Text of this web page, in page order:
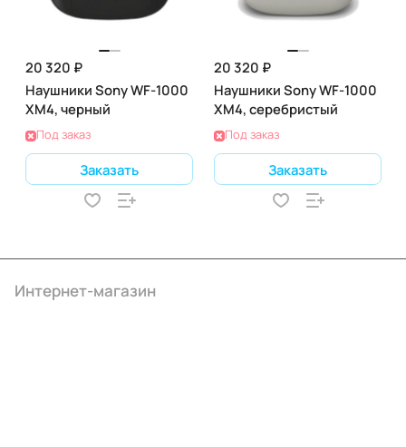
20 320 ₽
Наушники Sony WF-1000
XM4, черный
Под заказ
Заказать
20 320 ₽
Наушники Sony WF-1000
XM4, серебристый
Под заказ
Заказать
Интернет-магазин